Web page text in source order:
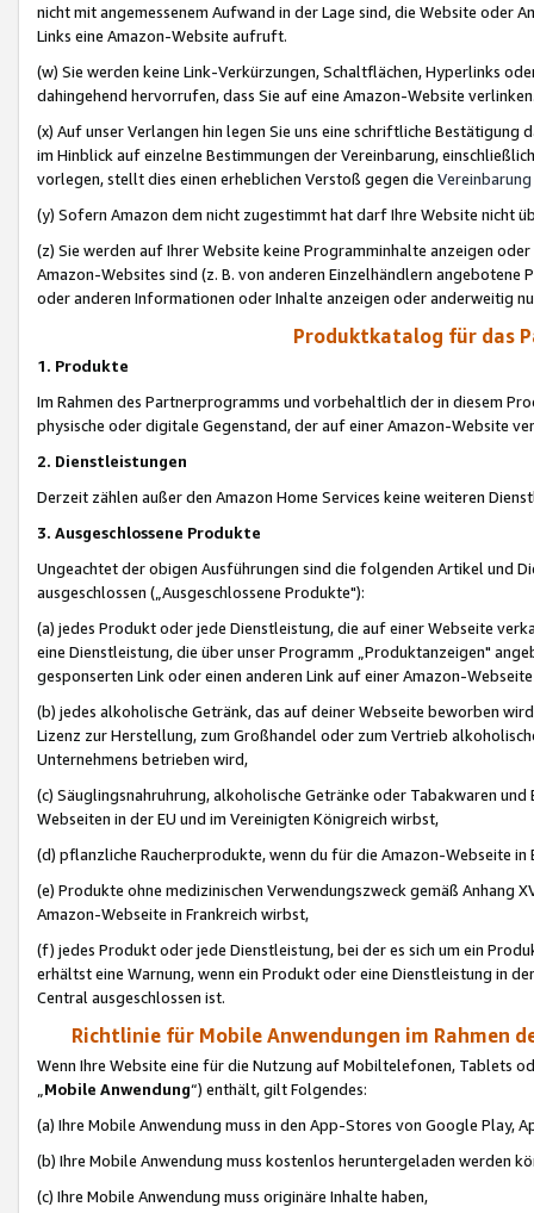
nicht mit angemessenem Aufwand in der Lage sind, die Website oder
Links eine Amazon-Website aufruft.
(w) Sie werden keine Link-Verkürzungen, Schaltflächen, Hyperlinks
dahingehend hervorrufen, dass Sie auf eine Amazon-Website
(x) Auf unser Verlangen hin legen Sie uns eine schriftliche
im Hinblick auf einzelne Bestimmungen der Vereinbarung,
vorlegen, stellt dies einen erheblichen Verstoß gegen die Vereinbarung
(y) Sofern Amazon dem nicht zugestimmt hat darf Ihre Website nicht
(z) Sie werden auf Ihrer Website keine Programminhalte anzeigen
Amazon-Websites sind (z. B. von anderen Einzelhändlern
oder anderen Informationen oder Inhalte anzeigen oder anderweitig
Produktkatalog für das
1. Produkte
Im Rahmen des Partnerprogramms und vorbehaltlich der in diesem
physische oder digitale Gegenstand, der auf einer Amazon-Website
2. Dienstleistungen
Derzeit zählen außer den Amazon Home Services keine weiteren
3. Ausgeschlossene Produkte
Ungeachtet der obigen Ausführungen sind die folgenden Artikel und
ausgeschlossen („Ausgeschlossene Produkte"):
(a) jedes Produkt oder jede Dienstleistung, die auf einer Webseite
eine Dienstleistung, die über unser Programm „Produktanzeigen"
gesponserten Link oder einen anderen Link auf einer Amazon-
(b) jedes alkoholische Getränk, das auf deiner Webseite beworben
Lizenz zur Herstellung, zum Großhandel oder zum Vertrieb
Unternehmens betrieben wird,
(c) Säuglingsnahruhrung, alkoholische Getränke oder Tabakwaren
Webseiten in der EU und im Vereinigten Königreich wirbst,
(d) pflanzliche Raucherprodukte, wenn du für die Amazon-Webseite in
(e) Produkte ohne medizinischen Verwendungszweck gemäß Anhang
Amazon-Webseite in Frankreich wirbst,
(f) jedes Produkt oder jede Dienstleistung, bei der es sich um ein
erhältst eine Warnung, wenn ein Produkt oder eine Dienstleistung in
Central ausgeschlossen ist.
Richtlinie für Mobile Anwendungen im Rahmen
Wenn Ihre Website eine für die Nutzung auf Mobiltelefonen, Tablets
„Mobile Anwendung“) enthält, gilt Folgendes:
(a) Ihre Mobile Anwendung muss in den App-Stores von Google Play,
(b) Ihre Mobile Anwendung muss kostenlos heruntergeladen werden
(c) Ihre Mobile Anwendung muss originäre Inhalte haben,